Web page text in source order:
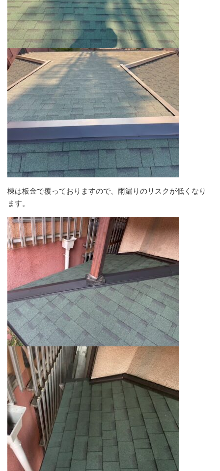
棟は板金で覆っておりますので、雨漏りのリスクが低くなり
ます。